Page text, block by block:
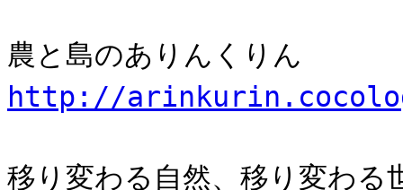
農と島のありんくりん
http://
移り変わる自然、移り変わる